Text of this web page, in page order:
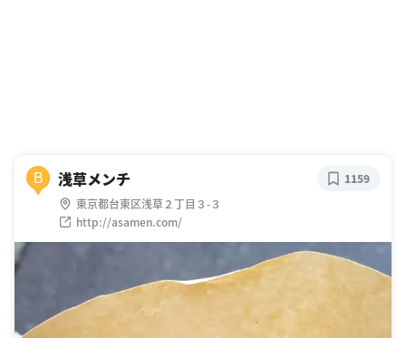
B 浅草メンチ
東京都台東区浅草２丁目３-３
http://asamen.com/
1159